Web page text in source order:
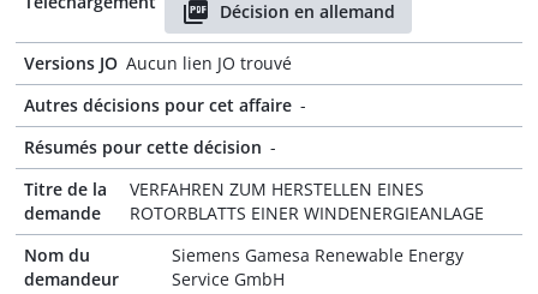
Décision en allemand
Versions JO Aucun lien JO trouvé
Autres décisions pour cet affaire -
Résumés pour cette décision -
Titre de la
demande
VERFAHREN ZUM HERSTELLEN EINES
ROTORBLATTS EINER WINDENERGIEANLAGE
Nom du
demandeur
Siemens Gamesa Renewable Energy
Service GmbH